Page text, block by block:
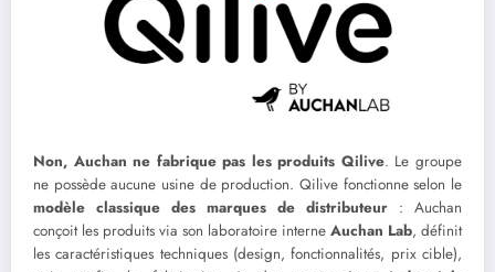
Non, Auchan ne fabrique pas les produits Qilive. Le groupe
ne possède aucune usine de production. Qilive fonctionne selon le
modèle classique des marques de distributeur : Auchan
conçoit les produits via son laboratoire interne Auchan Lab, définit
les caractéristiques techniques (design, fonctionnalités, prix cible),